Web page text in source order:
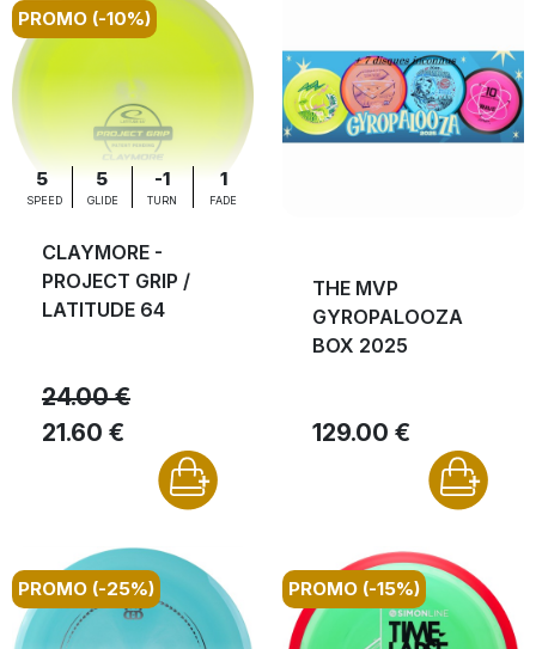
PROMO (-10%)
5
SPEED
5
GLIDE
-1
TURN
1
FADE
CLAYMORE -
PROJECT GRIP /
LATITUDE 64
24.00 €
21.60 €
THE MVP
GYROPALOOZA
BOX 2025
129.00 €
PROMO (-25%) PROMO (-15%)